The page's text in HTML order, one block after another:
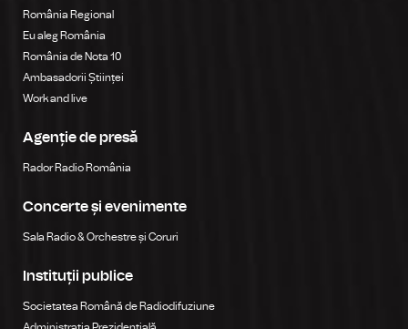
România Regional
Eu aleg România
România de Nota 10
Ambasadorii Științei
Work and live
Agenție de presă
Rador Radio România
Concerte și evenimente
Sala Radio & Orchestre și Coruri
Instituții publice
Societatea Română de Radiodifuziune